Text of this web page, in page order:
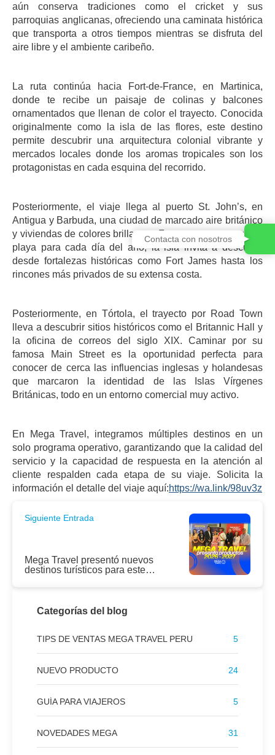
aún conserva tradiciones como el cricket y sus
parroquias anglicanas, ofreciendo una caminata histórica
que transporta a otros tiempos mientras se disfruta del
aire libre y el ambiente caribeño.
La ruta continúa hacia Fort-de-France, en Martinica,
donde te recibe un paisaje de colinas y balcones
ornamentados que llenan de color el trayecto. Conocida
originalmente como la isla de las flores, este destino
permite descubrir una arquitectura colonial vibrante y
mercados locales donde los aromas tropicales son los
protagonistas en cada esquina del recorrido.
Posteriormente, el viaje llega al puerto St. John’s, en
Antigua y Barbuda, una ciudad de marcado aire británico
y viviendas de colores brillantes. Famosa por poseer una
playa para cada día del año, la isla invita a descubrir
desde fortalezas históricas como Fort James hasta los
rincones más privados de su extensa costa.
Posteriormente, en Tórtola, el trayecto por Road Town
lleva a descubrir sitios históricos como el Britannic Hall y
la oficina de correos del siglo XIX. Caminar por su
famosa Main Street es la oportunidad perfecta para
conocer de cerca las influencias inglesas y holandesas
que marcaron la identidad de las Islas Vírgenes
Británicas, todo en un entorno comercial muy activo.
En Mega Travel, integramos múltiples destinos en un
solo programa operativo, garantizando que la calidad del
servicio y la capacidad de respuesta en la atención al
cliente respalden cada etapa de su viaje. Solicita la
información el detalle del viaje aquí:https://wa.link/98uv3z
Siguiente Entrada
Mega Travel presentó nuevos
destinos turísticos para este
Categorías del blog
TIPS DE VENTAS MEGA TRAVEL PERU 5
NUEVO PRODUCTO 24
GUÍA PARA VIAJEROS 5
NOVEDADES MEGA 31
Contacta con nosotros